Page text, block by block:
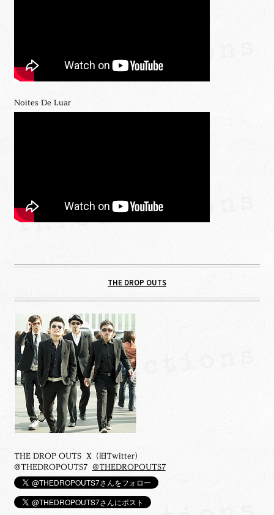
Noites De Luar
THE DROP OUTS
THE DROP OUTS X（旧Twitter）
@THEDROPOUTS7 @THEDROPOUTS7